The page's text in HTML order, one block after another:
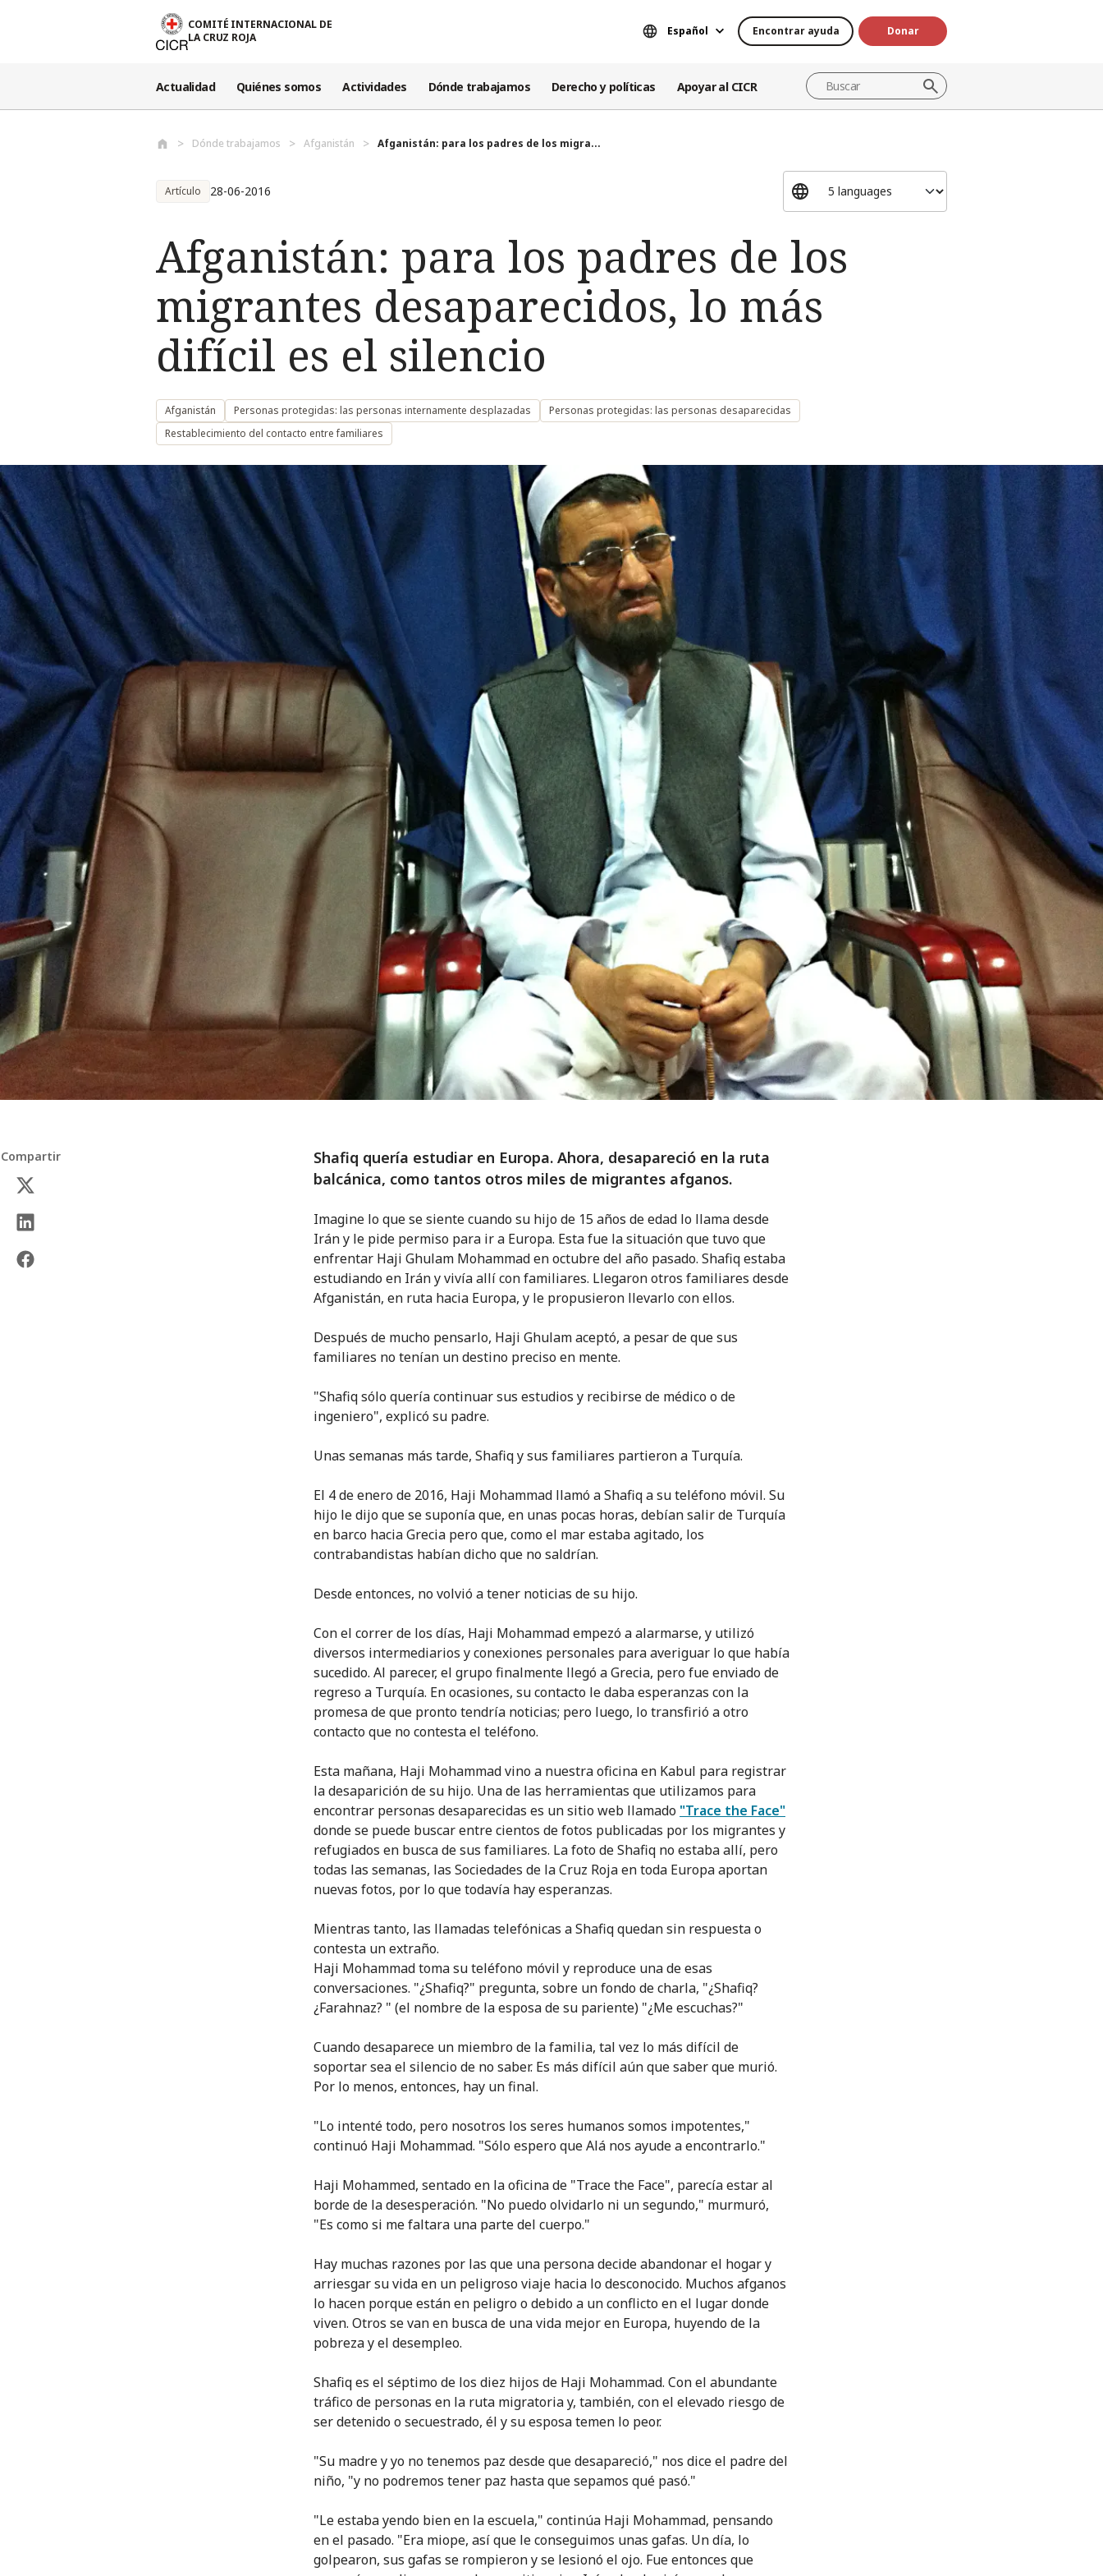
COMITÉ INTERNACIONAL DE
LA CRUZ ROJA
Español Encontrar ayuda Donar
Actualidad Quiénes somos Actividades Dónde trabajamos Derecho y políticas Apoyar al CICR
Dónde trabajamos Afganistán Afganistán: para los padres de los migra...
Artículo 28-06-2016
Afganistán: para los padres de los
migrantes desaparecidos, lo más
difícil es el silencio
Afganistán Personas protegidas: las personas internamente desplazadas
Personas protegidas: las personas desaparecidas
Restablecimiento del contacto entre familiares
Compartir
Shafiq quería estudiar en Europa. Ahora, desapareció en la ruta
balcánica, como tantos otros miles de migrantes afganos.
Imagine lo que se siente cuando su hijo de 15 años de edad lo llama desde
Irán y le pide permiso para ir a Europa. Esta fue la situación que tuvo que
enfrentar Haji Ghulam Mohammad en octubre del año pasado. Shafiq estaba
estudiando en Irán y vivía allí con familiares. Llegaron otros familiares desde
Afganistán, en ruta hacia Europa, y le propusieron llevarlo con ellos.
Después de mucho pensarlo, Haji Ghulam aceptó, a pesar de que sus
familiares no tenían un destino preciso en mente.
"Shafiq sólo quería continuar sus estudios y recibirse de médico o de
ingeniero", explicó su padre.
Unas semanas más tarde, Shafiq y sus familiares partieron a Turquía.
El 4 de enero de 2016, Haji Mohammad llamó a Shafiq a su teléfono móvil. Su
hijo le dijo que se suponía que, en unas pocas horas, debían salir de Turquía
en barco hacia Grecia pero que, como el mar estaba agitado, los
contrabandistas habían dicho que no saldrían.
Desde entonces, no volvió a tener noticias de su hijo.
Con el correr de los días, Haji Mohammad empezó a alarmarse, y utilizó
diversos intermediarios y conexiones personales para averiguar lo que había
sucedido. Al parecer, el grupo finalmente llegó a Grecia, pero fue enviado de
regreso a Turquía. En ocasiones, su contacto le daba esperanzas con la
promesa de que pronto tendría noticias; pero luego, lo transfirió a otro
contacto que no contesta el teléfono.
Esta mañana, Haji Mohammad vino a nuestra oficina en Kabul para registrar
la desaparición de su hijo. Una de las herramientas que utilizamos para
encontrar personas desaparecidas es un sitio web llamado "Trace the Face"
donde se puede buscar entre cientos de fotos publicadas por los migrantes y
refugiados en busca de sus familiares. La foto de Shafiq no estaba allí, pero
todas las semanas, las Sociedades de la Cruz Roja en toda Europa aportan
nuevas fotos, por lo que todavía hay esperanzas.
Mientras tanto, las llamadas telefónicas a Shafiq quedan sin respuesta o
contesta un extraño.
Haji Mohammad toma su teléfono móvil y reproduce una de esas
conversaciones. "¿Shafiq?" pregunta, sobre un fondo de charla, "¿Shafiq?
¿Farahnaz? " (el nombre de la esposa de su pariente) "¿Me escuchas?"
Cuando desaparece un miembro de la familia, tal vez lo más difícil de
soportar sea el silencio de no saber. Es más difícil aún que saber que murió.
Por lo menos, entonces, hay un final.
"Lo intenté todo, pero nosotros los seres humanos somos impotentes,"
continuó Haji Mohammad. "Sólo espero que Alá nos ayude a encontrarlo."
Haji Mohammed, sentado en la oficina de "Trace the Face", parecía estar al
borde de la desesperación. "No puedo olvidarlo ni un segundo," murmuró,
"Es como si me faltara una parte del cuerpo."
Hay muchas razones por las que una persona decide abandonar el hogar y
arriesgar su vida en un peligroso viaje hacia lo desconocido. Muchos afganos
lo hacen porque están en peligro o debido a un conflicto en el lugar donde
viven. Otros se van en busca de una vida mejor en Europa, huyendo de la
pobreza y el desempleo.
Shafiq es el séptimo de los diez hijos de Haji Mohammad. Con el abundante
tráfico de personas en la ruta migratoria y, también, con el elevado riesgo de
ser detenido o secuestrado, él y su esposa temen lo peor.
"Su madre y yo no tenemos paz desde que desapareció," nos dice el padre del
niño, "y no podremos tener paz hasta que sepamos qué pasó."
"Le estaba yendo bien en la escuela," continúa Haji Mohammad, pensando
en el pasado. "Era miope, así que le conseguimos unas gafas. Un día, lo
golpearon, sus gafas se rompieron y se lesionó el ojo. Fue entonces que